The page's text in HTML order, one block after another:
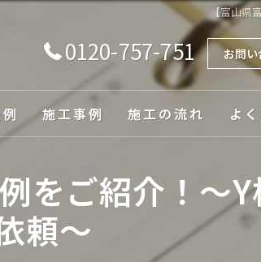
【富山県
0120-757-751 お問い
施工事例 施工の流れ よ
をご紹介！～
頼～